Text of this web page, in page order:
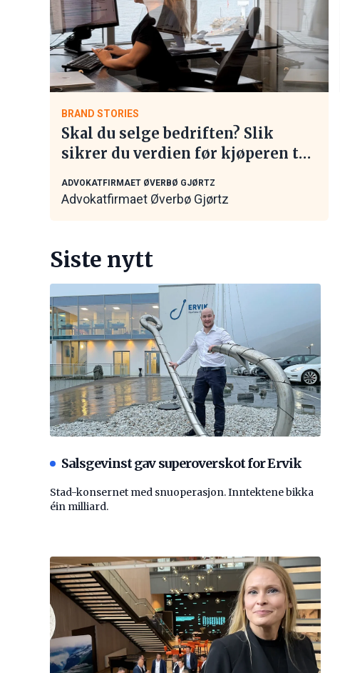
BRAND STORIES
Skal du selge bedriften? Slik
sikrer du verdien før kjøperen tar
ADVOKATFIRMAET ØVERBØ GJØRTZ
Advokatfirmaet Øverbø Gjørtz
Siste nytt
Salsgevinst gav superoverskot for Ervik
Stad-konsernet med snuoperasjon. Inntektene bikka
éin milliard.